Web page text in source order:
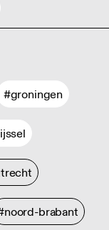
#groningen
brabant